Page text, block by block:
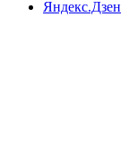
Яндекс.Дзен